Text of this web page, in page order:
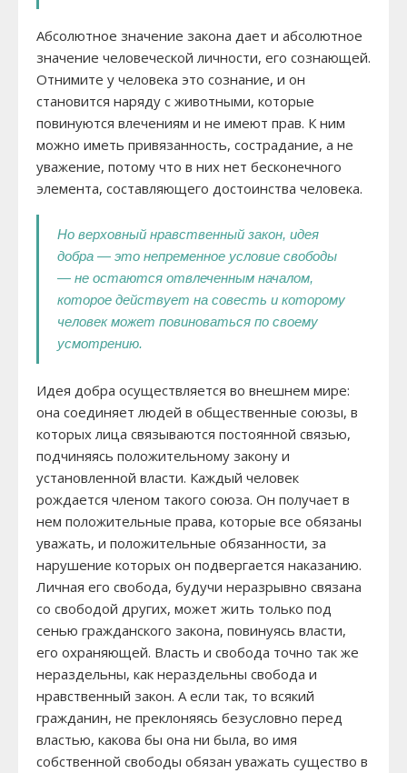
Абсолютное значение закона дает и абсолютное
значение человеческой личности, его сознающей.
Отнимите у человека это сознание, и он
становится наряду с животными, которые
повинуются влечениям и не имеют прав. К ним
можно иметь привязанность, сострадание, а не
уважение, потому что в них нет бесконечного
элемента, составляющего достоинства человека.
Но верховный нравственный закон, идея
добра — это непременное условие свободы
— не остаются отвлеченным началом,
которое действует на совесть и которому
человек может повиноваться по своему
усмотрению.
Идея добра осуществляется во внешнем мире:
она соединяет людей в общественные союзы, в
которых лица связываются постоянной связью,
подчиняясь положительному закону и
установленной власти. Каждый человек
рождается членом такого союза. Он получает в
нем положительные права, которые все обязаны
уважать, и положительные обязанности, за
нарушение которых он подвергается наказанию.
Личная его свобода, будучи неразрывно связана
со свободой других, может жить только под
сенью гражданского закона, повинуясь власти,
его охраняющей. Власть и свобода точно так же
нераздельны, как нераздельны свобода и
нравственный закон. А если так, то всякий
гражданин, не преклоняясь безусловно перед
властью, какова бы она ни была, во имя
собственной свободы обязан уважать существо в